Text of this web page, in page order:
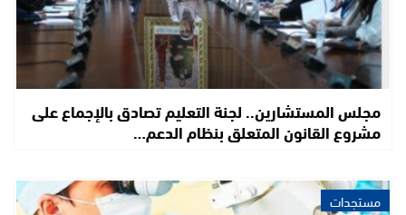
مجلس المستشارين.. لجنة التعليم تصادق بالإجماع على
مشروع القانون المتعلق بنظام الدعم…
مستجدات